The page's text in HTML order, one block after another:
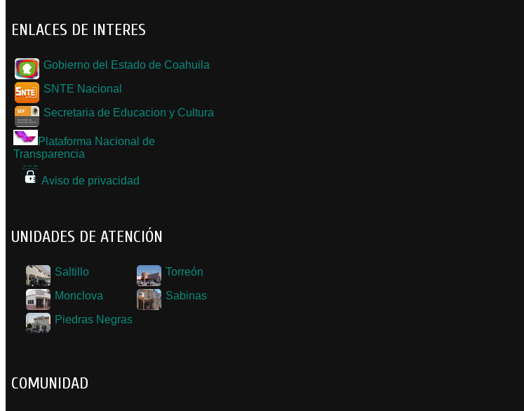
ENLACES DE INTERES
Gobierno del Estado de Coahuila
SNTE Nacional
Secretaria de Educacion y Cultura
Plataforma Nacional de
Transparencia
Aviso de privacidad
UNIDADES DE ATENCIÓN
Saltillo
Torreón
Monclova
Sabinas
Piedras Negras
COMUNIDAD